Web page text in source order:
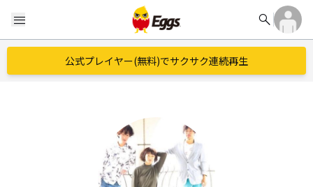
menu search
公式プレイヤー(無料)でサクサク連続再生